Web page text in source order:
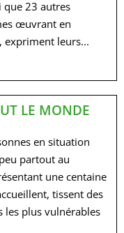
que 23 autres
œuvrant en
expriment leurs...
LE MONDE
en situation
partout au
une centaine
tissent des
les plus vulnérables